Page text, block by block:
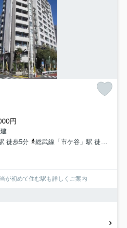
円
徒歩5分
総武線「市ケ谷」駅 徒歩6分
が初めて住む駅も詳しくご案内